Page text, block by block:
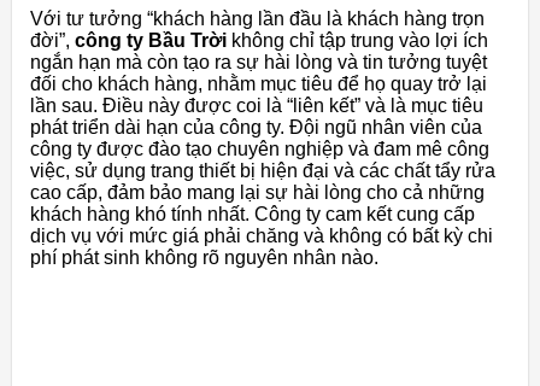
Với tư tưởng “khách hàng lần đầu là khách hàng trọn
đời”, công ty Bầu Trời không chỉ tập trung vào lợi ích
ngắn hạn mà còn tạo ra sự hài lòng và tin tưởng tuyệt
đối cho khách hàng, nhằm mục tiêu để họ quay trở lại
lần sau. Điều này được coi là “liên kết” và là mục tiêu
phát triển dài hạn của công ty. Đội ngũ nhân viên của
công ty được đào tạo chuyên nghiệp và đam mê công
việc, sử dụng trang thiết bị hiện đại và các chất tẩy rửa
cao cấp, đảm bảo mang lại sự hài lòng cho cả những
khách hàng khó tính nhất. Công ty cam kết cung cấp
dịch vụ với mức giá phải chăng và không có bất kỳ chi
phí phát sinh không rõ nguyên nhân nào.